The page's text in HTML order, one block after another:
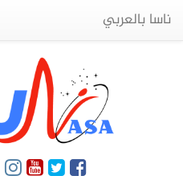
ناسا بالعربي